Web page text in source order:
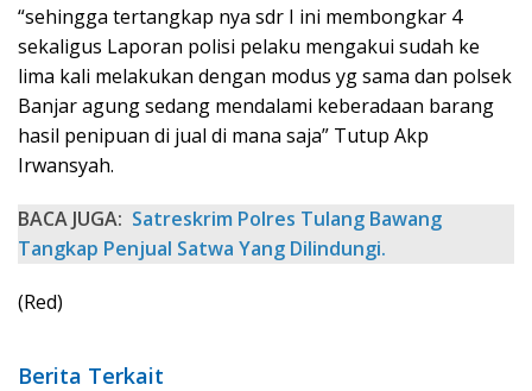
“sehingga tertangkap nya sdr I ini membongkar 4
sekaligus Laporan polisi pelaku mengakui sudah ke
lima kali melakukan dengan modus yg sama dan polsek
Banjar agung sedang mendalami keberadaan barang
hasil penipuan di jual di mana saja” Tutup Akp
Irwansyah.
BACA JUGA: Satreskrim Polres Tulang Bawang
Tangkap Penjual Satwa Yang Dilindungi.
(Red)
Berita Terkait